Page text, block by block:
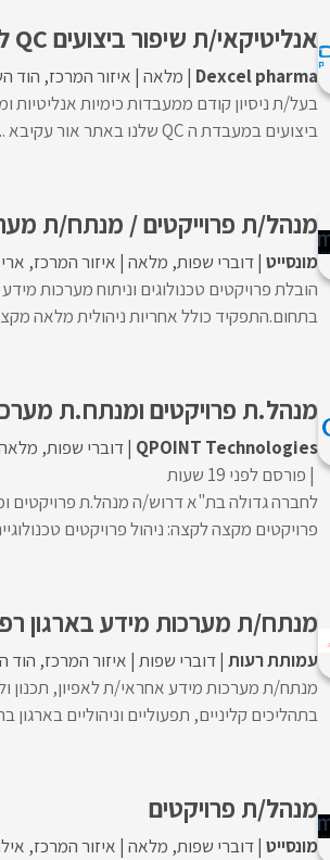
אנליטיקאי/ת שיפור ביצועים QC לחברת תרופות
Dexcel pharma מלאה איזור המרכז הוד
בעל/ת ניסיון קודם ממעבדות כימיות
ביצועים במעבדת ה QC שלנו באתר אור עקיבא ...
מנהל/ת פרוייקטים / מנתח/ת
מונסייט דוברי שפות מלאה איזור המרכז
הובלת פרויקטים טכנולוגים וניתוח מערכות
בתחום.התפקיד כולל אחריות ניהולית מלאה
מנהל.ת פרויקטים ומנתח.ת
QPOINT Technologies דוברי שפות
פורסם לפני 19 שעות
לחברה גדולה בת"א דרוש/ה מנהל.ת פרויקטים
פרויקטים מקצה לקצה: ניהול פרויקטים
מנתח/ת מערכות מידע בארגון
עמותת רעות דוברי שפות איזור המרכז הוד
מנתח/ת מערכות מידע אחראי/ת לאפיון, תכנון
בתהליכים קליניים, תפעוליים וניהוליים בארגון
מנהל/ת פרויקטים
מונסייט דוברי שפות מלאה איזור המרכז